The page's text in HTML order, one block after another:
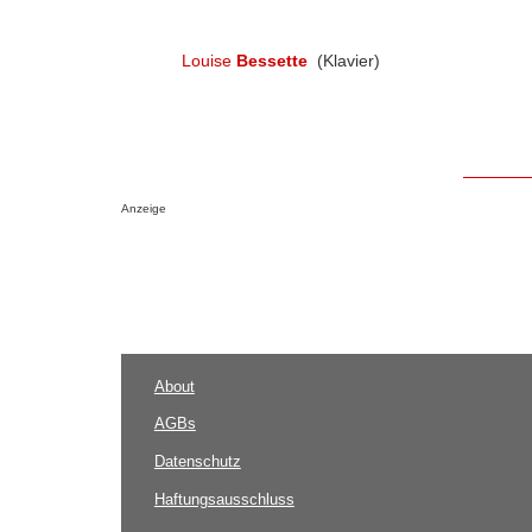
Louise Bessette (Klavier)
Anzeige
About
AGBs
Datenschutz
Haftungsausschluss